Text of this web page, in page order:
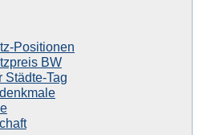
Positionen
BW
Städte-Tag